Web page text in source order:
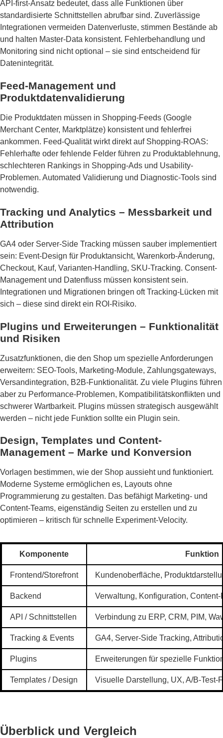
API-first-Ansatz bedeutet, dass alle Funktionen über
standardisierte Schnittstellen abrufbar sind. Zuverlässige
Integrationen vermeiden Datenverluste, stimmen Bestände ab
und halten Master-Data konsistent. Fehlerbehandlung und
Monitoring sind nicht optional – sie sind entscheidend für
Datenintegrität.
Feed-Management und
Produktdatenvalidierung
Die Produktdaten müssen in Shopping-Feeds (Google
Merchant Center, Marktplätze) konsistent und fehlerfrei
ankommen. Feed-Qualität wirkt direkt auf Shopping-ROAS:
Fehlerhafte oder fehlende Felder führen zu Produktablehnung,
schlechteren Rankings in Shopping-Ads und Usability-
Problemen. Automated Validierung und Diagnostic-Tools sind
notwendig.
Tracking und Analytics – Messbarkeit und
Attribution
GA4 oder Server-Side Tracking müssen sauber implementiert
sein: Event-Design für Produktansicht, Warenkorb-Änderung,
Checkout, Kauf, Varianten-Handling, SKU-Tracking. Consent-
Management und Datenfluss müssen konsistent sein.
Integrationen und Migrationen bringen oft Tracking-Lücken mit
sich – diese sind direkt ein ROI-Risiko.
Plugins und Erweiterungen – Funktionalität
und Risiken
Zusatzfunktionen, die den Shop um spezielle Anforderungen
erweitern: SEO-Tools, Marketing-Module, Zahlungsgateways,
Versandintegration, B2B-Funktionalität. Zu viele Plugins führen
aber zu Performance-Problemen, Kompatibilitätskonflikten und
schwerer Wartbarkeit. Plugins müssen strategisch ausgewählt
werden – nicht jede Funktion sollte ein Plugin sein.
Design, Templates und Content-
Management – Marke und Konversion
Vorlagen bestimmen, wie der Shop aussieht und funktioniert.
Moderne Systeme ermöglichen es, Layouts ohne
Programmierung zu gestalten. Das befähigt Marketing- und
Content-Teams, eigenständig Seiten zu erstellen und zu
optimieren – kritisch für schnelle Experiment-Velocity.
Komponente Funktion
Frontend/Storefront Kundenoberfläche,
Backend Verwaltung, Konfiguration,
API / Schnittstellen Verbindung zu ERP, CRM, PIM,
Tracking & Events GA4, Server-Side Tracking,
Plugins Erweiterungen für spezielle
Templates / Design Visuelle Darstellung, UX, A/B-Test-
Überblick und Vergleich